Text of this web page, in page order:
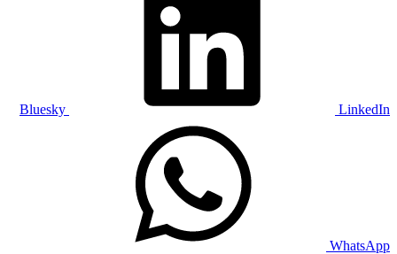
Bluesky LinkedIn
WhatsApp